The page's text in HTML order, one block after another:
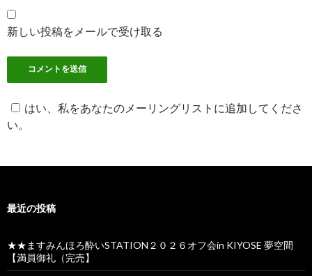
新しい投稿をメールで受け取る
はい、私をあなたのメーリングリストに追加してくださ
い。
最近の投稿
★★ますみんほろ酔いSTATION２０２６オフ会in KIYOSE 夢空間
【満員御礼（完売】